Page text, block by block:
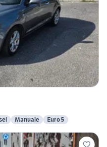
Manuale Euro 5